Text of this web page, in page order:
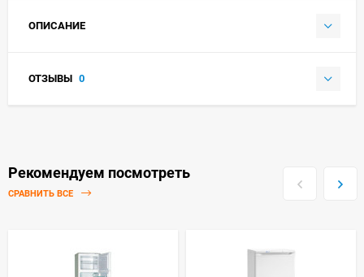
ОПИСАНИЕ
ОТЗЫВЫ 0
Рекомендуем посмотреть
СРАВНИТЬ ВСЕ